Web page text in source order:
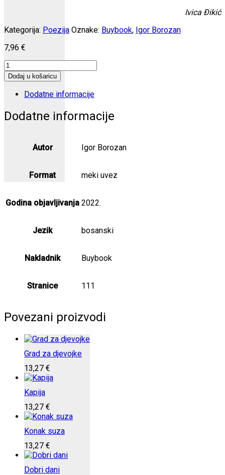
Ivica Đikić
Kategorija: Poezija Oznake: Buybook, Igor Borozan
7,96 €
Kutija
za
konce
količina
Dodaj u košaricu
Dodatne informacije
Dodatne informacije
Autor Igor Borozan
Format meki uvez
Godina objavljivanja 2022.
Jezik bosanski
Nakladnik Buybook
Stranice 111
Povezani proizvodi
Grad za djevojke
13,27 €
Kapija
13,27 €
Konak suza
13,27 €
Dobri dani